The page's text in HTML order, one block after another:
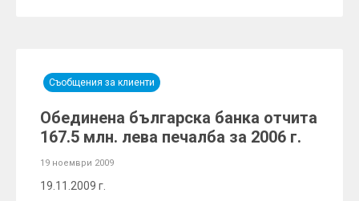
Съобщения за клиенти
Обединена българска банка отчита
167.5 млн. лева печалба за 2006 г.
19 ноември 2009
19.11.2009 г.